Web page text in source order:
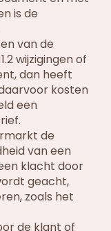
is de
van de
wijzigingen of
dan heeft
kosten
een
de
van een
klacht door
geacht,
zoals het
de klant of